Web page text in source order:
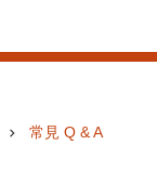
常見 Q & A